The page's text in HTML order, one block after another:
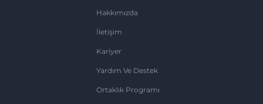
Hakkımızda
İletişim
Kariyer
Yardım Ve Destek
Ortaklık Programı